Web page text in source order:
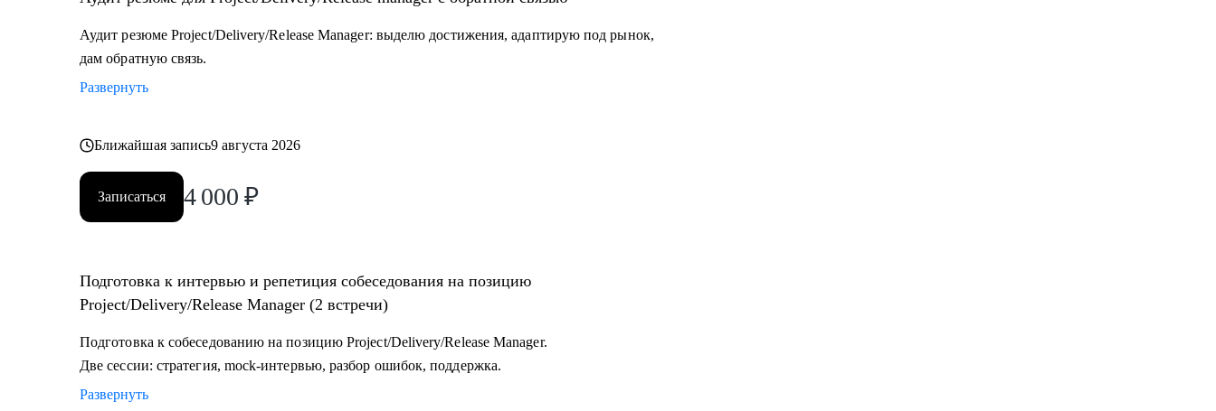
разные стороны.
Аудит резюме Project/Delivery/Release Manager: выделю достижения, адаптирую под рынок,
дам обратную связь.
Развернуть
Ближайшая запись9 августа 2026
Записаться 4 000 ₽
Подготовка к интервью и репетиция собеседования на позицию
Project/Delivery/Release Manager (2 встречи)
Подготовка к собеседованию на позицию Project/Delivery/Release Manager.
Две сессии: стратегия, mock-интервью, разбор ошибок, поддержка.
Развернуть